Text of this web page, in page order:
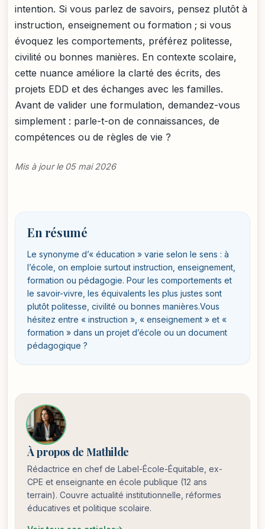
intention. Si vous parlez de savoirs, pensez plutôt à
instruction, enseignement ou formation ; si vous
évoquez les comportements, préférez politesse,
civilité ou bonnes manières. En contexte scolaire,
cette nuance améliore la clarté des écrits, des
projets EDD et des échanges avec les familles.
Avant de valider une formulation, demandez-vous
simplement : parle-t-on de connaissances, de
compétences ou de règles de vie ?
Mis à jour le 05 mai 2026
En résumé
Le synonyme d’« éducation » varie selon le sens : à
l’école, on emploie surtout instruction, enseignement,
formation ou pédagogie. Pour les comportements et
le savoir-vivre, les équivalents les plus justes sont
plutôt politesse, civilité ou bonnes manières.Vous
hésitez entre « instruction », « enseignement » et «
formation » dans un projet d’école ou un document
pédagogique ?
À propos de Mathilde
Rédactrice en chef de Label-École-Équitable, ex-
CPE et enseignante en école publique (12 ans
terrain). Couvre actualité institutionnelle, réformes
éducatives et politique scolaire.